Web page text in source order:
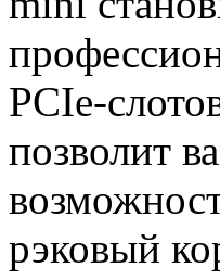
PCIe-
позволит
рэковый